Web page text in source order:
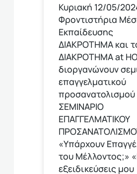
Κυριακή 12/05/
Φροντιστήρια
Εκπαίδευσης
ΔΙΑΚΡΟΤΗΜΑ και
ΔΙΑΚΡΟΤΗΜΑ at
διοργανώνουν
επαγγελματικού
προσανατολισμού
ΣΕΜΙΝΑΡΙΟ
ΕΠΑΓΓΕΛΜΑΤΙΚΟΥ
«Υπάρχουν
του Μέλλοντος;»
εξειδικεύσεις μου